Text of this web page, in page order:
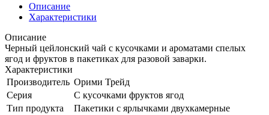
Описание
Характеристики
Описание
Черный цейлонский чай с кусочками и ароматами спелых
ягод и фруктов в пакетиках для разовой заварки.
Характеристики
Производитель Орими Трейд
Серия
С кусочками фруктов ягод
Тип продукта
Пакетики с ярлычками двухкамерные